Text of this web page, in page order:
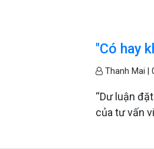
"Có hay
Thanh Mai |
“Dư luận
của tư vấn